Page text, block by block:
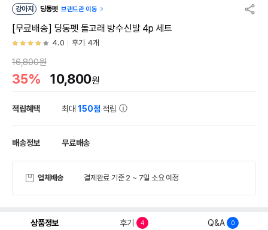
강아지 딩동펫 브랜드관 이동
[무료배송] 딩동펫 돌고래 방수신발 4p 세트
4.0 후기 4개
16,800원
35% 10,800원
적립혜택 최대150점 적립
배송정보 무료배송
업체배송 결제완료 기준 2 ~ 7일 소요 예정
상품정보 후기 4 Q&A 0